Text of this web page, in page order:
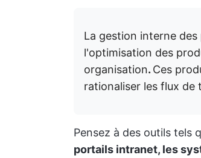
La gestion interne
l'optimisation des
organisation. Ces
rationaliser les flux de
Pensez à des outils tels
portails intranet, les